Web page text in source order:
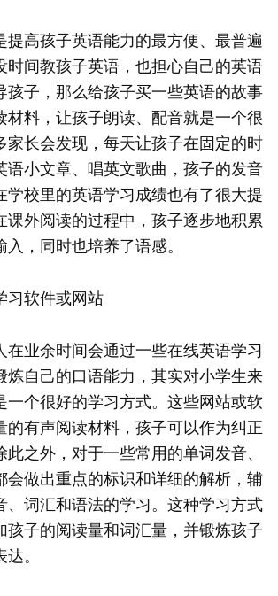
高孩子英语能力的最方便、最普遍
时间教孩子英语，也担心自己的英语
孩子，那么给孩子买一些英语的故事
材料，让孩子朗读、配音就是一个很
家长会发现，每天让孩子在固定的时
语小文章、唱英文歌曲，孩子的发音
学校里的英语学习成绩也有了很大提
课外阅读的过程中，孩子逐步地积累
，同时也培养了语感。
软件或网站
业余时间会通过一些在线英语学习
炼自己的口语能力，其实对小学生来
一个很好的学习方式。这些网站或软
的有声阅读材料，孩子可以作为纠正
之外，对于一些常用的单词发音、
会做出重点的标识和详细的解析，辅
、词汇和语法的学习。这种学习方式
孩子的阅读量和词汇量，并锻炼孩子
。